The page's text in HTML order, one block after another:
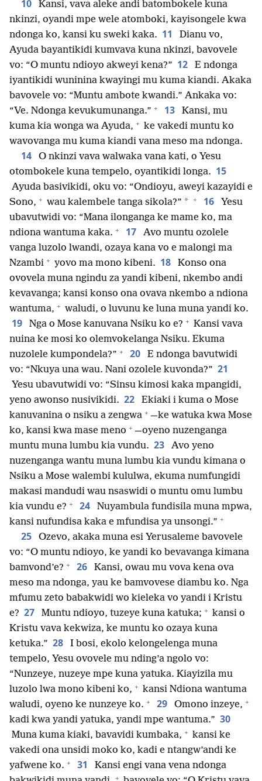
10
Kansi, vava aleke andi batombokele kuna
nkinzi, oyandi mpe wele atomboki, kayisongele kwa
ndonga ko, kansi ku sweki kaka. 11
Dianu vo,
Ayuda bayantikidi kumvava kuna nkinzi, bavovele
vo: “O muntu ndioyo akweyi kena?” 12
E ndonga
iyantikidi wuninina kwayingi mu kuma kiandi. Akaka
bavovele vo: “Muntu ambote kwandi.” Ankaka vo:
“Ve. Ndonga kevukumunanga.” + 13
Kansi, mu
kuma kia wonga wa Ayuda, + ke vakedi muntu ko
wavovanga mu kuma kiandi vana meso ma ndonga.
14
O nkinzi vava walwaka vana kati, o Yesu
otombokele kuna tempelo, oyantikidi longa. 15
Ayuda basivikidi, oku vo: “Ondioyu, aweyi kazayidi e
Sono, + wau kalembele tanga sikola?” * + 16
Yesu
ubavutwidi vo: “Mana ilonganga ke mame ko, ma
ndiona wantuma kaka. + 17
Avo muntu ozolele
vanga luzolo lwandi, ozaya kana vo e malongi ma
Nzambi + yovo ma mono kibeni. 18
Konso ona
ovovela muna ngindu za yandi kibeni, nkembo andi
kevavanga; kansi konso ona ovava nkembo a ndiona
wantuma, + waludi, o luvunu ke luna muna yandi ko.
19 Nga o Mose kanuvana Nsiku ko e? + Kansi vava
nuina ke mosi ko olemvokelanga Nsiku. Ekuma
nuzolele kumpondela?” + 20
E ndonga bavutwidi
vo: “Nkuya una wau. Nani ozolele kuvonda?” 21
Yesu ubavutwidi vo: “Sinsu kimosi kaka mpangidi,
yeno awonso nusivikidi. 22
Ekiaki i kuma o Mose
kanuvanina o nsiku a zengwa + —ke watuka kwa Mose
ko, kansi kwa mase meno + —oyeno nuzenganga
muntu muna lumbu kia vundu. 23
Avo yeno
nuzenganga wantu muna lumbu kia vundu kimana o
Nsiku a Mose walembi kululwa, ekuma numfungidi
makasi mandudi wau nsaswidi o muntu omu lumbu
kia vundu e? + 24
Nuyambula fundisila muna mpwa,
kansi nufundisa kaka e mfundisa ya unsongi.” +
25
Ozevo, akaka muna esi Yerusaleme bavovele
vo: “O muntu ndioyo, ke yandi ko bevavanga kimana
bamvond’e? + 26
Kansi, owau mu vova kena ova
meso ma ndonga, yau ke bamvovese diambu ko. Nga
mfumu zeto babakwidi wo kieleka vo yandi i Kristu
e? 27 Muntu ndioyo, tuzeye kuna katuka; + kansi o
Kristu vava kekwiza, ke muntu ko ozaya kuna
ketuka.” 28
I bosi, ekolo kelongelenga muna
tempelo, Yesu ovovele mu nding’a ngolo vo:
“Nunzeye, nuzeye mpe kuna yatuka. Kiayizila mu
luzolo lwa mono kibeni ko, + kansi Ndiona wantuma
waludi, oyeno ke nunzeye ko. + 29 Omono inzeye, +
kadi kwa yandi yatuka, yandi mpe wantuma.” 30
Muna kuma kiaki, bavavidi kumbaka, + kansi ke
vakedi ona unsidi moko ko, kadi e ntangw’andi ke
yafwene ko. + 31
Kansi engi vana vena ndonga
+